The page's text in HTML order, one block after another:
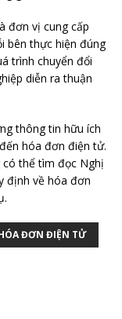
đơn vị cung cấp
bên thực hiện đúng
trình chuyển đổi
diễn ra thuận
thông tin hữu ích
hóa đơn điện tử.
có thể tìm đọc Nghị
định về hóa đơn
ĐƠN ĐIỆN TỬ